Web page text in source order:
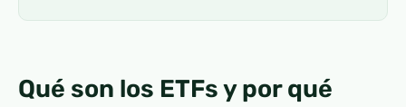
Qué son los ETFs y por qué